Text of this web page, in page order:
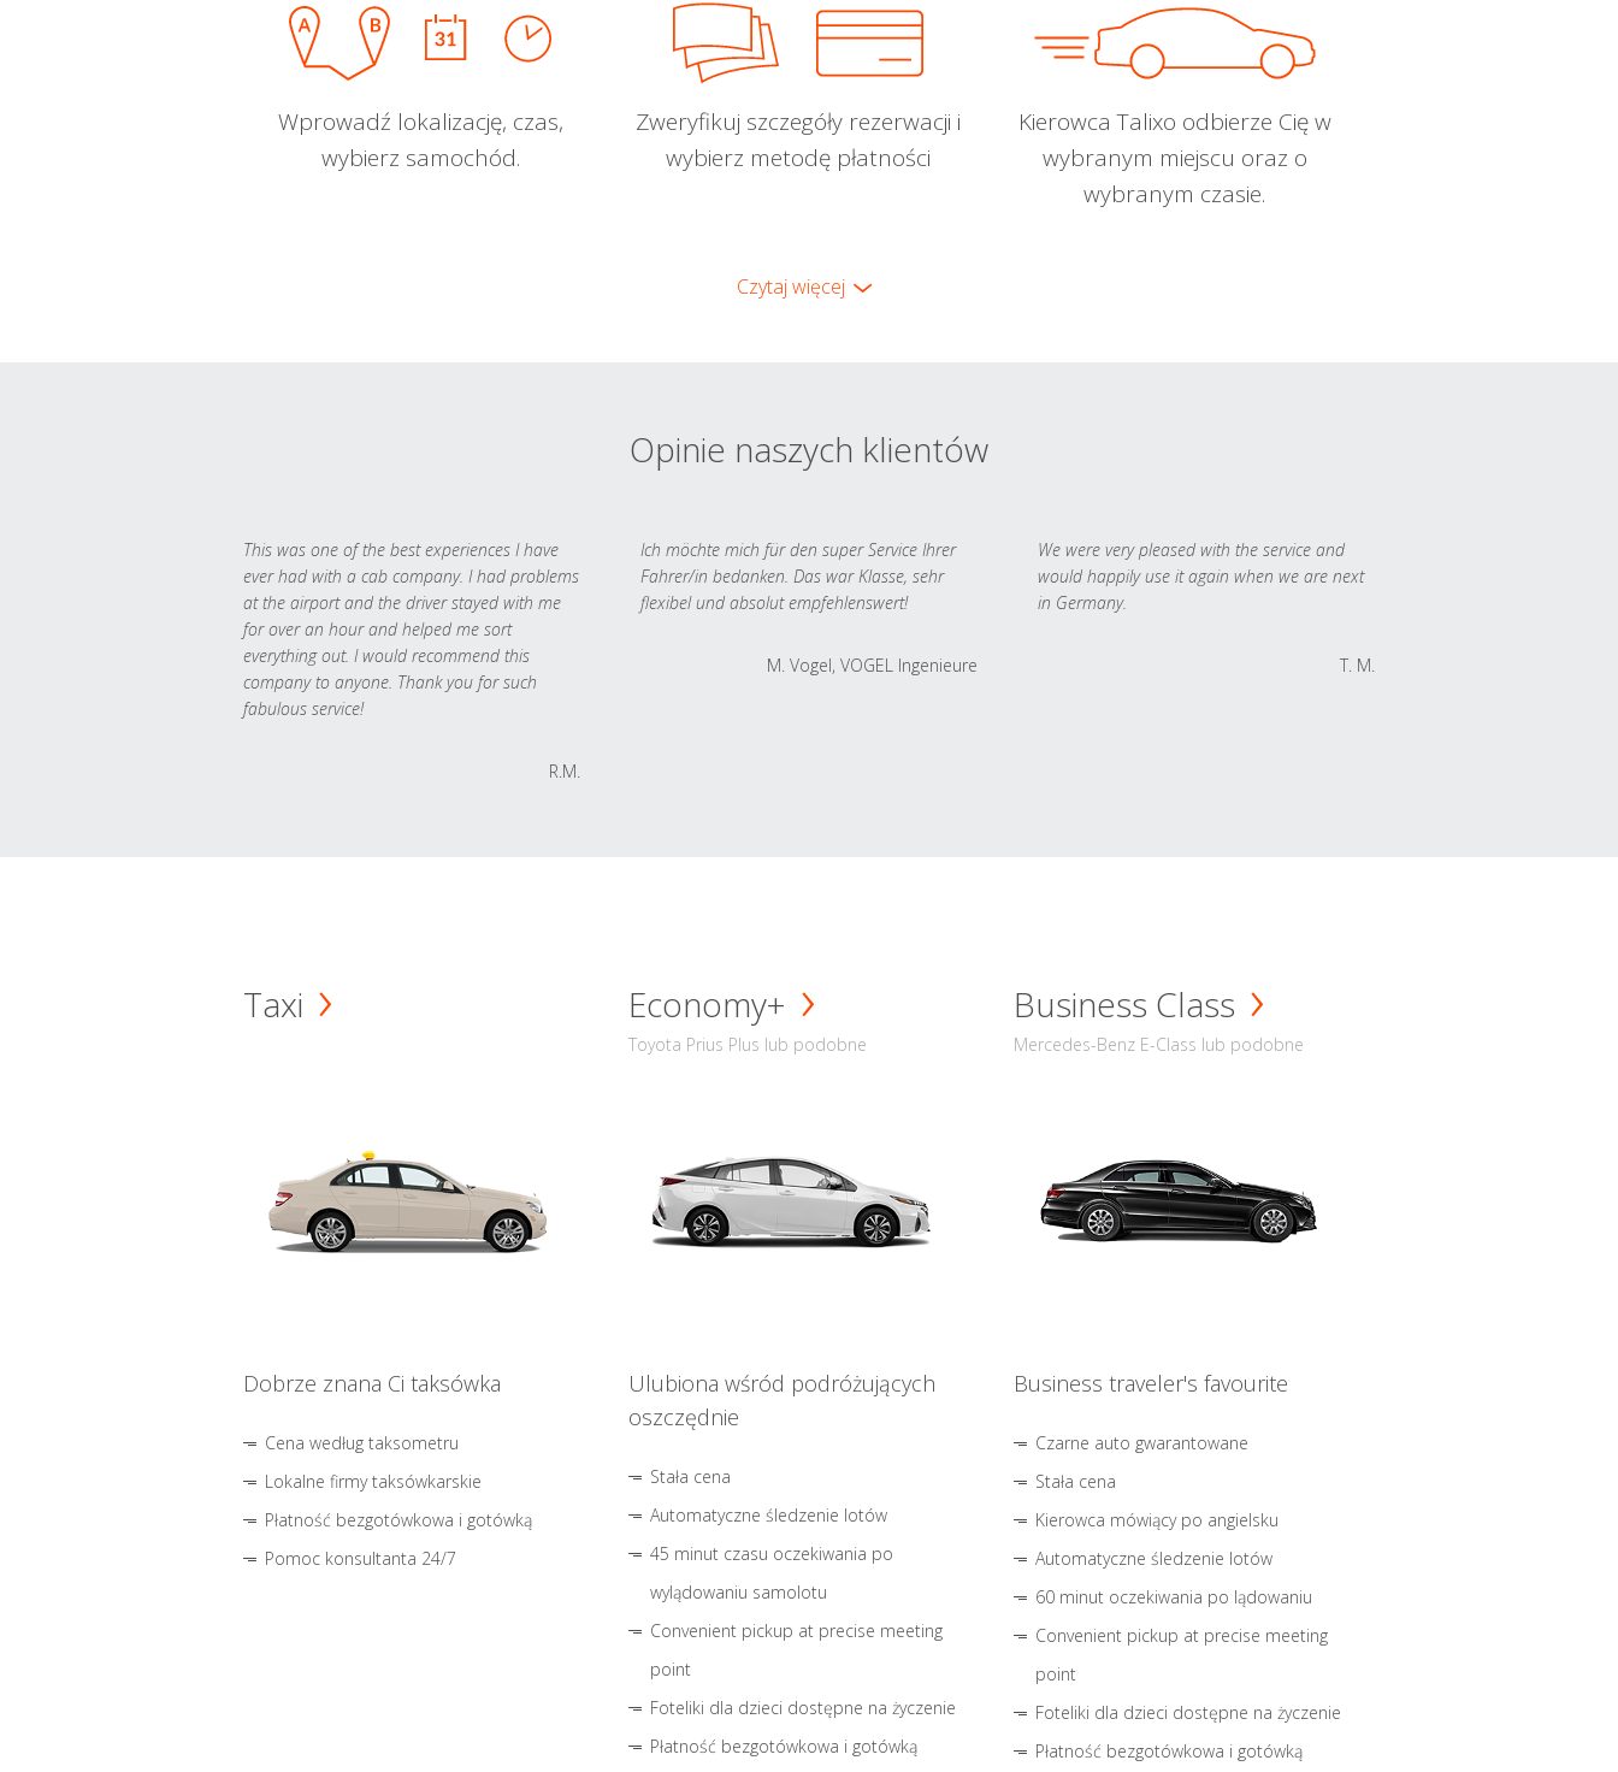
Wprowadź lokalizację, czas,
wybierz samochód.
Zweryfikuj szczegóły rezerwacji i
wybierz metodę płatności
Kierowca Talixo odbierze Cię w
wybranym miejscu oraz o
wybranym czasie.
Czytaj więcej
Opinie naszych klientów
This was one of the best experiences I have
ever had with a cab company. I had problems
at the airport and the driver stayed with me
for over an hour and helped me sort
everything out. I would recommend this
company to anyone. Thank you for such
fabulous service!
R.M.
Ich möchte mich für den super Service Ihrer
Fahrer/in bedanken. Das war Klasse, sehr
flexibel und absolut empfehlenswert!
M. Vogel, VOGEL Ingenieure
We were very pleased with the service and
would happily use it again when we are next
in Germany.
T. M.
Taxi
Dobrze znana Ci taksówka
Cena według taksometru
Lokalne firmy taksówkarskie
Płatność bezgotówkowa i gotówką
Pomoc konsultanta 24/7
Economy+
Toyota Prius Plus lub podobne
Ulubiona wśród podróżujących
oszczędnie
Stała cena
Automatyczne śledzenie lotów
45 minut czasu oczekiwania po
wylądowaniu samolotu
Convenient pickup at precise meeting
point
Foteliki dla dzieci dostępne na życzenie
Płatność bezgotówkowa i gotówką
Business Class
Mercedes-Benz E-Class lub podobne
Business traveler's favourite
Czarne auto gwarantowane
Stała cena
Kierowca mówiący po angielsku
Automatyczne śledzenie lotów
60 minut oczekiwania po lądowaniu
Convenient pickup at precise meeting
point
Foteliki dla dzieci dostępne na życzenie
Płatność bezgotówkowa i gotówką